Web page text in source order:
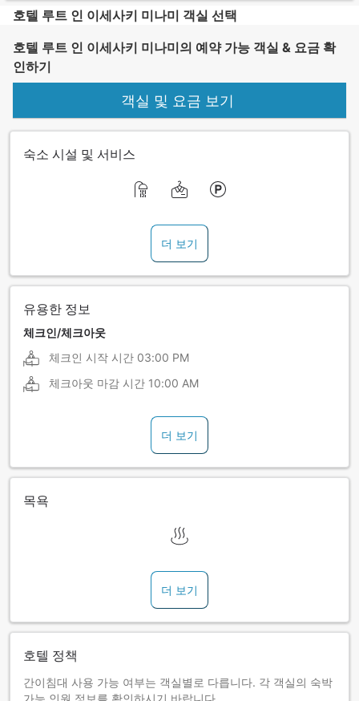
호텔 루트 인 이세사키 미나미 객실 선택
호텔 루트 인 이세사키 미나미의 예약 가능 객실 & 요금 확
인하기
객실 및 요금 보기
숙소 시설 및 서비스
더 보기
유용한 정보
체크인/체크아웃
체크인 시작 시간 03:00 PM
체크아웃 마감 시간 10:00 AM
더 보기
목욕
더 보기
호텔 정책
간이침대 사용 가능 여부는 객실별로 다릅니다. 각 객실의 숙박